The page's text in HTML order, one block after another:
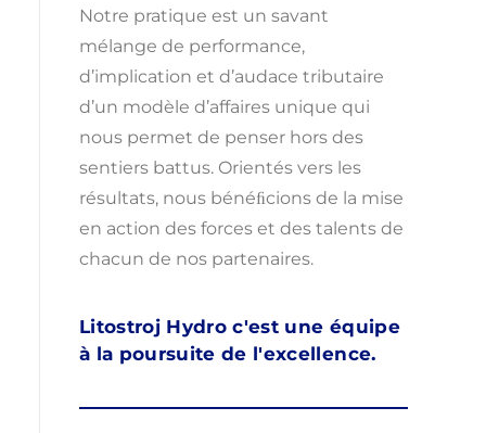
Notre pratique est un savant
mélange de performance,
d’implication et d’audace tributaire
d’un modèle d’affaires unique qui
nous permet de penser hors des
sentiers battus. Orientés vers les
résultats, nous bénéﬁcions de la mise
en action des forces et des talents de
chacun de nos partenaires.
Litostroj Hydro c'est une équipe
à la poursuite de l'excellence.